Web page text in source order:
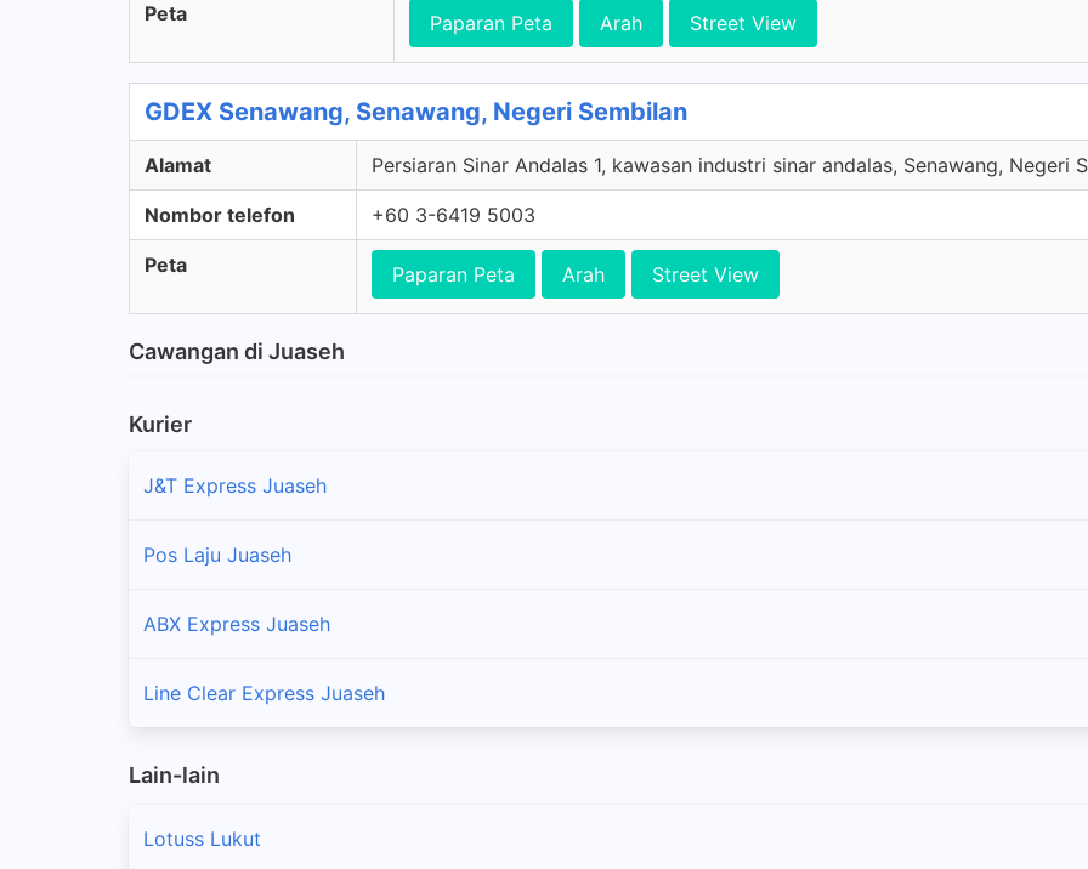
Peta Paparan Peta Arah Street View
GDEX Senawang, Senawang, Negeri Sembilan
Alamat Persiaran Sinar Andalas 1, kawasan industri sinar andalas, Senawang, Negeri
Nombor telefon +60 3-6419 5003
Peta Paparan Peta Arah Street View
Cawangan di Juaseh
Kurier
J&T Express Juaseh
Pos Laju Juaseh
ABX Express Juaseh
Line Clear Express Juaseh
Lain-lain
Lotuss Lukut